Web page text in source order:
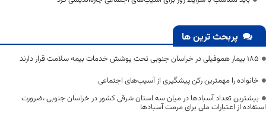
پربحث ترین ها
۱۸۵ بیمار هموفیلی در خراسان جنوبی تحت پوشش خدمات بیمه سلامت قرار دارند
خانواده را مهمترین رکن پیشگیری از آسیب‌های اجتماعی
بیشترین تعداد آسبادها در میان سه استان شرقی کشور در خراسان جنوبی ،ضرورت
استفاده از اعتبارات ملی برای مرمت آسبادها